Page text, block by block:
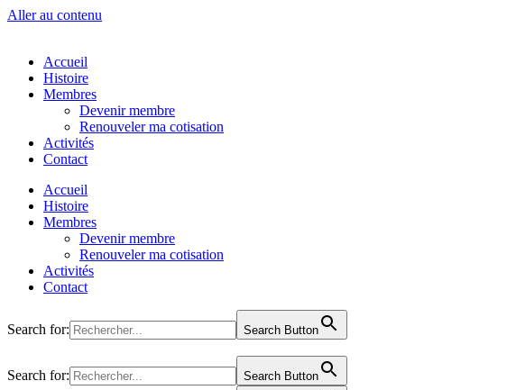
Aller au contenu
Accueil
Histoire
Membres
Devenir membre
Renouveler ma cotisation
Activités
Contact
Accueil
Histoire
Membres
Devenir membre
Renouveler ma cotisation
Activités
Contact
Search for: Search Button
Search for: Search Button